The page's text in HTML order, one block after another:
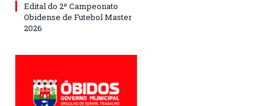
Edital do 2º Campeonato
Obidense de Futebol Master
2026